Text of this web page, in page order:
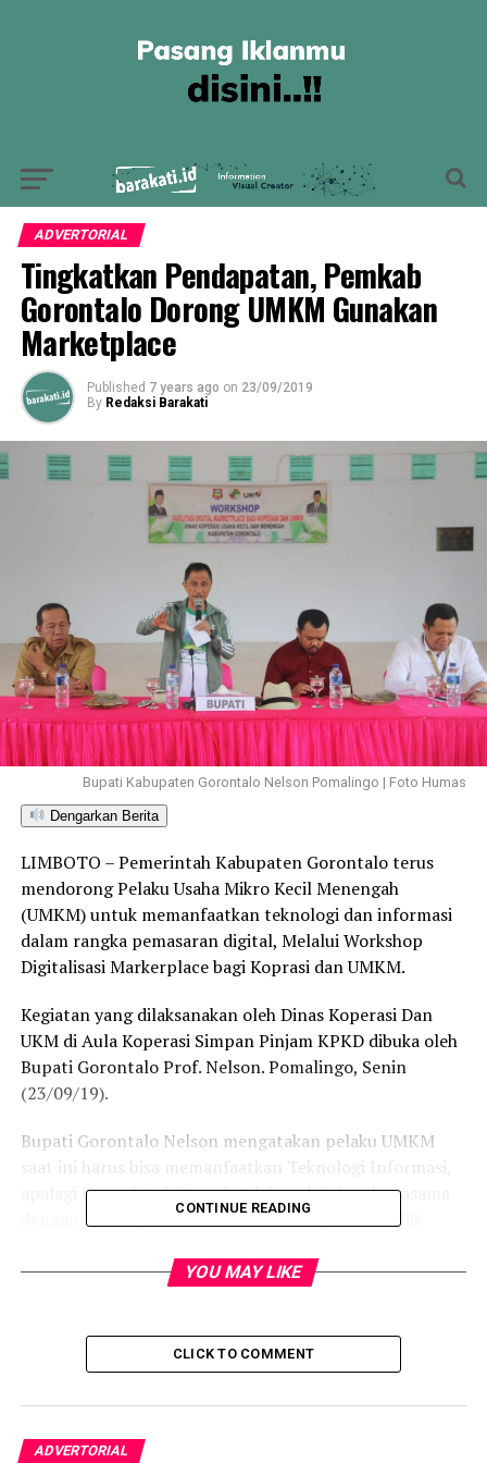
ADVERTORIAL
Tingkatkan Pendapatan, Pemkab
Gorontalo Dorong UMKM Gunakan
Marketplace
Published 7 years ago on 23/09/2019
By Redaksi Barakati
Bupati Kabupaten Gorontalo Nelson Pomalingo | Foto Humas
Dengarkan Berita
LIMBOTO – Pemerintah Kabupaten Gorontalo terus
mendorong Pelaku Usaha Mikro Kecil Menengah
(UMKM) untuk memanfaatkan teknologi dan informasi
dalam rangka pemasaran digital, Melalui Workshop
Digitalisasi Markerplace bagi Koprasi dan UMKM.
Kegiatan yang dilaksanakan oleh Dinas Koperasi Dan
UKM di Aula Koperasi Simpan Pinjam KPKD dibuka oleh
Bupati Gorontalo Prof. Nelson. Pomalingo, Senin
(23/09/19).
Bupati Gorontalo Nelson mengatakan pelaku UMKM
apalagi Pemerintah Daerah telah melakukan kerjasama
dengan Bukalapak untuk memasarkan produk milik
“Kalau ini kita akan dorong akan berpengaruh signifikan
Kabupaten Gorontalo”, kata Nelson.
mengembangkan usahanya.
CONTINUE READING
YOU MAY LIKE
CLICK TO COMMENT
ADVERTORIAL